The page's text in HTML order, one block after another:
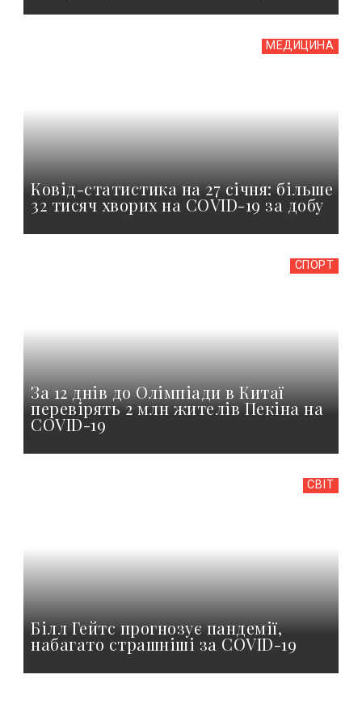
МЕДИЦИНА
Ковід-статистика на 27 січня: більше
32 тисяч хворих на COVID-19 за добу
СПОРТ
За 12 днів до Олімпіади в Китаї
перевірять 2 млн жителів Пекіна на
COVID-19
СВІТ
Білл Гейтс прогнозує пандемії,
набагато страшніші за COVID-19